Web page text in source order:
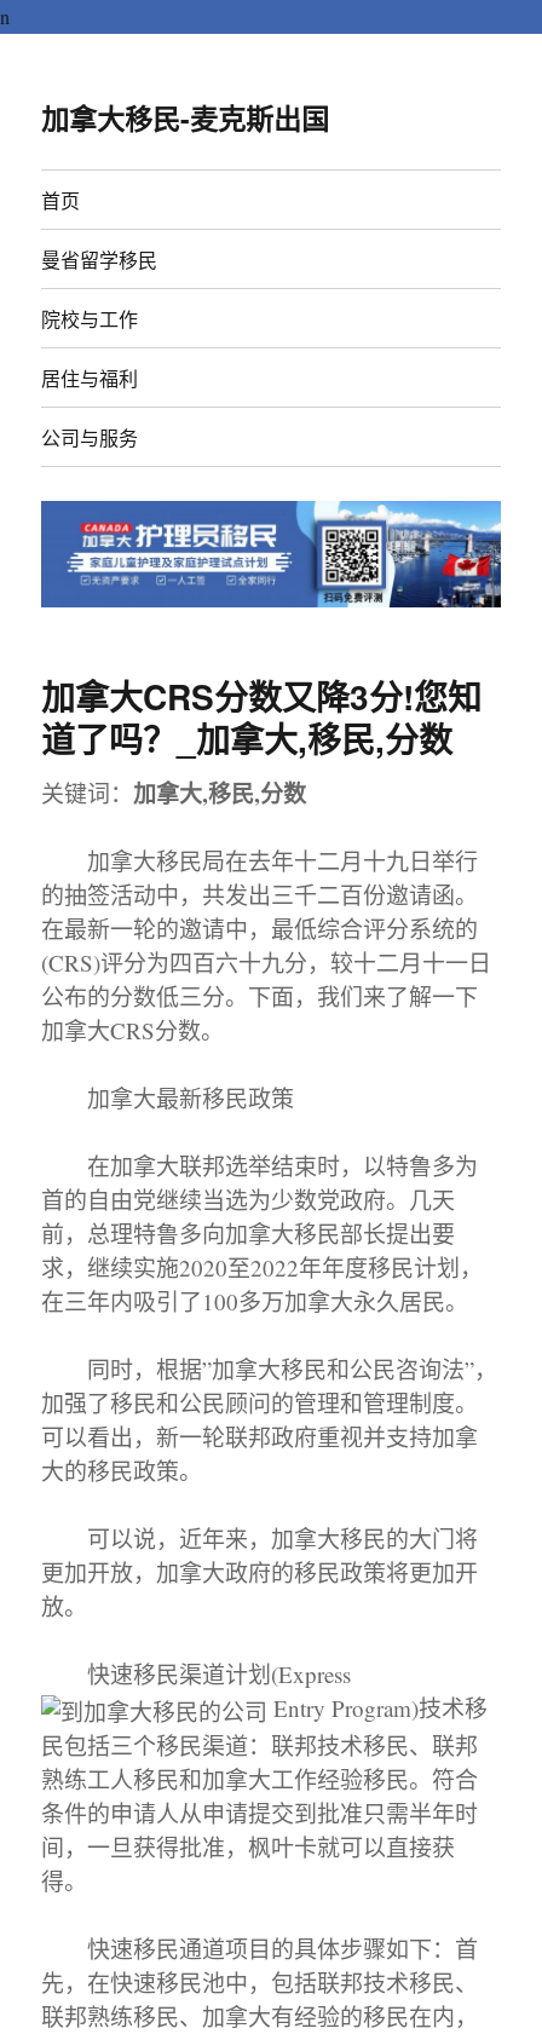
n
加拿大移民-麦克斯出国
首页
曼省留学移民
院校与工作
居住与福利
公司与服务
加拿大CRS分数又降3分!您知
道了吗？_加拿大,移民,分数
关键词： 加拿大,移民,分数
加拿大移民局在去年十二月十九日举行
的抽签活动中，共发出三千二百份邀请函。
在最新一轮的邀请中，最低综合评分系统的
(CRS)评分为四百六十九分，较十二月十一日
公布的分数低三分。下面，我们来了解一下
加拿大CRS分数。
加拿大最新移民政策
在加拿大联邦选举结束时，以特鲁多为
首的自由党继续当选为少数党政府。几天
前，总理特鲁多向加拿大移民部长提出要
求，继续实施2020至2022年年度移民计划，
在三年内吸引了100多万加拿大永久居民。
同时，根据”加拿大移民和公民咨询法”，
加强了移民和公民顾问的管理和管理制度。
可以看出，新一轮联邦政府重视并支持加拿
大的移民政策。
可以说，近年来，加拿大移民的大门将
更加开放，加拿大政府的移民政策将更加开
放。
快速移民渠道计划(Express
Entry Program)技术移
民包括三个移民渠道：联邦技术移民、联邦
熟练工人移民和加拿大工作经验移民。符合
条件的申请人从申请提交到批准只需半年时
间，一旦获得批准，枫叶卡就可以直接获
得。
快速移民通道项目的具体步骤如下：首
先，在快速移民池中，包括联邦技术移民、
联邦熟练移民、加拿大有经验的移民在内，